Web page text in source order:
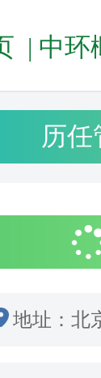
| 中环
历任
地址：北